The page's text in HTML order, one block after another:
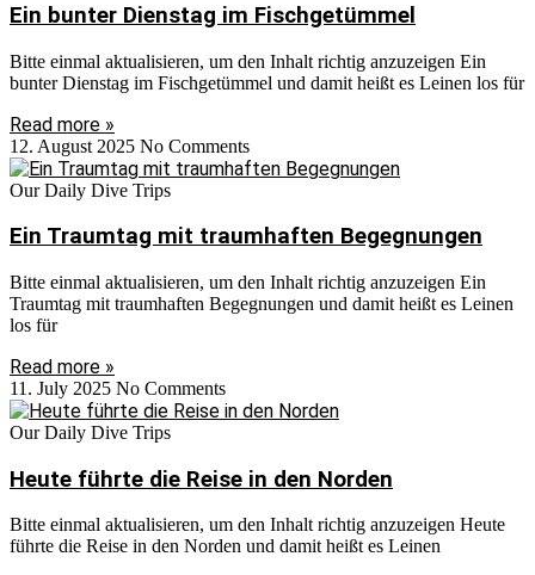
Ein bunter Dienstag im Fischgetümmel
Bitte einmal aktualisieren, um den Inhalt richtig anzuzeigen Ein
bunter Dienstag im Fischgetümmel und damit heißt es Leinen los für
Read more »
12. August 2025 No Comments
Our Daily Dive Trips
Ein Traumtag mit traumhaften Begegnungen
Bitte einmal aktualisieren, um den Inhalt richtig anzuzeigen Ein
Traumtag mit traumhaften Begegnungen und damit heißt es Leinen
los für
Read more »
11. July 2025 No Comments
Our Daily Dive Trips
Heute führte die Reise in den Norden
Bitte einmal aktualisieren, um den Inhalt richtig anzuzeigen Heute
führte die Reise in den Norden und damit heißt es Leinen